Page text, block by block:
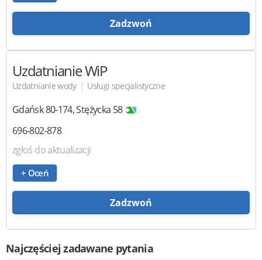
Zadzwoń
Uzdatnianie WiP
Uzdatnianie wody | Usługi specjalistyczne
Gdańsk80-174,Stężycka 58
696-802-878
zgłoś do aktualizacji
+ Oceń
Zadzwoń
Najczęściej zadawane pytania